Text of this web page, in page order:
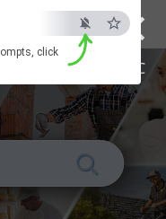
×
ESC
click